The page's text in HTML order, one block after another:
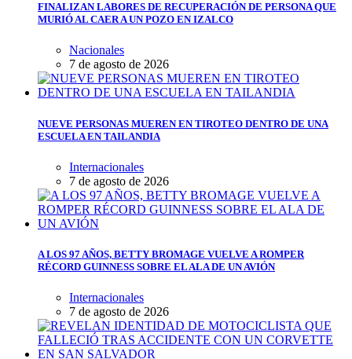
FINALIZAN LABORES DE RECUPERACIÓN DE PERSONA QUE
MURIÓ AL CAER A UN POZO EN IZALCO
Nacionales
7 de agosto de 2026
NUEVE PERSONAS MUEREN EN TIROTEO DENTRO DE UNA
ESCUELA EN TAILANDIA
Internacionales
7 de agosto de 2026
A LOS 97 AÑOS, BETTY BROMAGE VUELVE A ROMPER
RÉCORD GUINNESS SOBRE EL ALA DE UN AVIÓN
Internacionales
7 de agosto de 2026